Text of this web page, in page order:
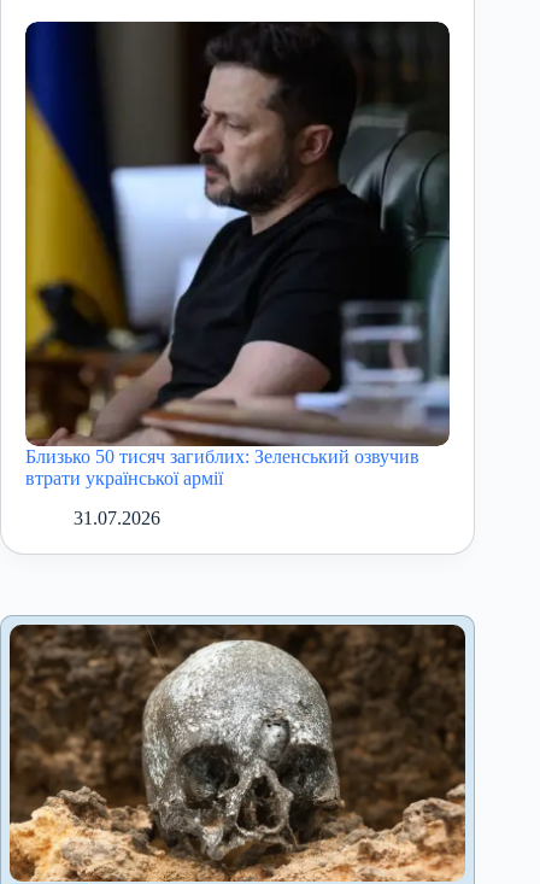
Близько 50 тисяч загиблих: Зеленський озвучив
втрати української армії
31.07.2026